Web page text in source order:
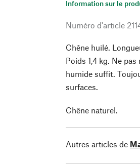
Information sur le
Numéro d'article
Chêne huilé.
Poids 1,4 kg. Ne
humide suffit.
surfaces.
Chêne naturel.
Autres articles de